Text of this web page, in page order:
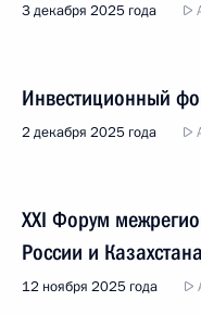
3 декабря 2025 года
Инвестиционный
2 декабря 2025 года
XXI Форум
России и Казахстана
12 ноября 2025 года